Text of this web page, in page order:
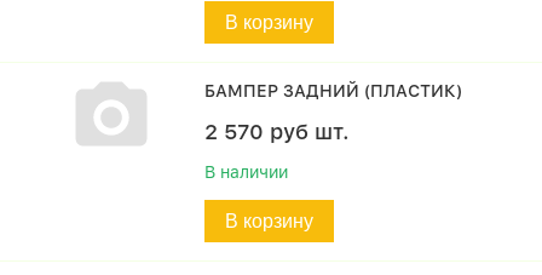
В корзину
БАМПЕР ЗАДНИЙ (ПЛАСТИК)
2 570 руб шт.
В наличии
В корзину